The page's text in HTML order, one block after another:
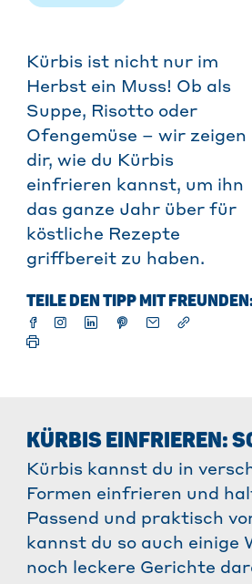
Kürbis ist nicht nur im
Herbst ein Muss! Ob als
Suppe, Risotto oder
Ofengemüse – wir zeigen
dir, wie du Kürbis
einfrieren kannst, um ihn
das ganze Jahr über für
köstliche Rezepte
griffbereit zu haben.
TEILE DEN TIPP MIT
KÜRBIS EINFRIEREN:
Kürbis kannst du in
Formen einfrieren und
Passend und praktisch
kannst du so auch einige
noch leckere Gerichte